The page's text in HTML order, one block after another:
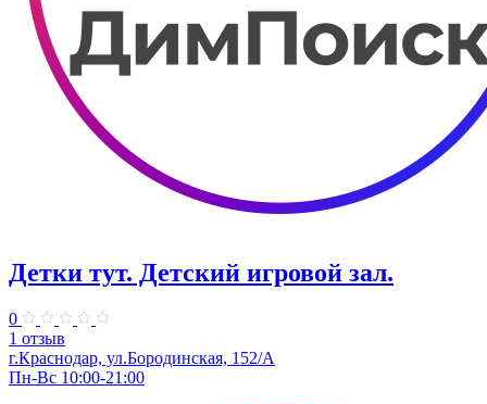
Детки тут. Детский игровой зал.
0
1 отзыв
г.Краснодар, ул.​Бородинская, 152/А
Пн-Вс 10:00-21:00